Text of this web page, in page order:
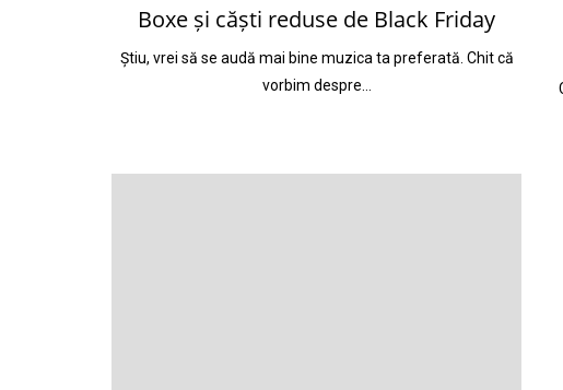
Boxe și căști reduse de Black Friday
Știu, vrei să se audă mai bine muzica ta preferată. Chit că
vorbim despre…